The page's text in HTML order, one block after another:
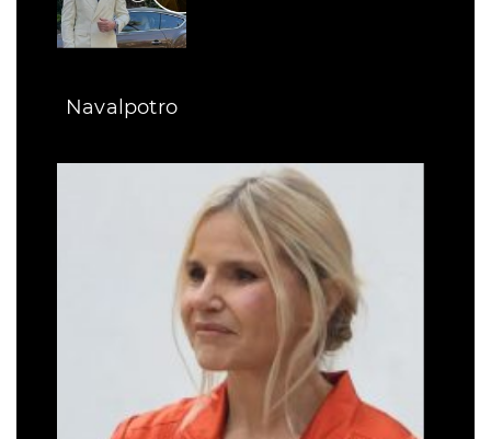
Navalpotro